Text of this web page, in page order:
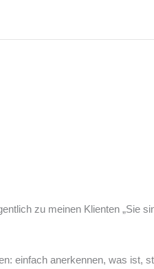
zu meinen Klienten „Sie
einfach anerkennen, was ist,